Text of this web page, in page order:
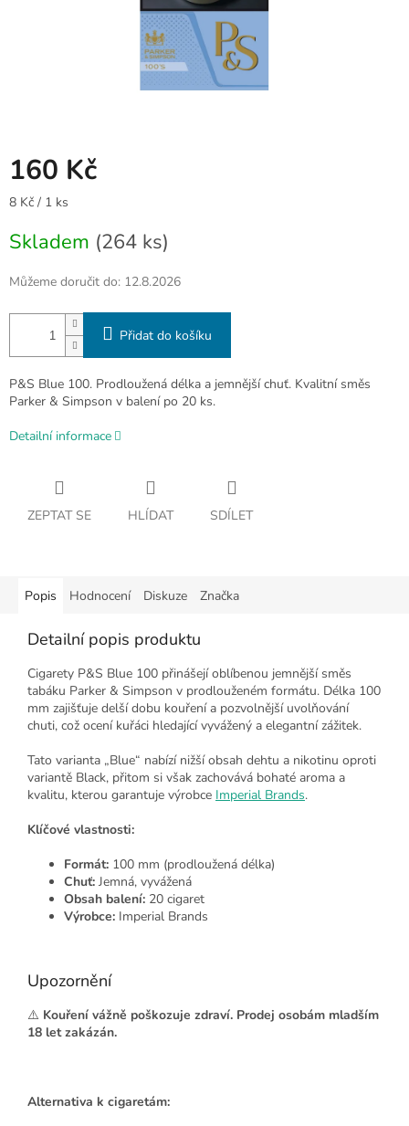
160 Kč
Měrná
8 Kč / 1 ks
Skladem (264 ks)
Můžeme doručit do: 12.8.2026
Přidat do košíku
P&S Blue 100. Prodloužená délka a jemnější chuť. Kvalitní směs
Parker & Simpson v balení po 20 ks.
Detailní informace
ZEPTAT SE HLÍDAT SDÍLET
Popis Hodnocení Diskuze Značka
Detailní popis produktu
Cigarety P&S Blue 100 přinášejí oblíbenou jemnější směs
tabáku Parker & Simpson v prodlouženém formátu. Délka 100
mm zajišťuje delší dobu kouření a pozvolnější uvolňování
chuti, což ocení kuřáci hledající vyvážený a elegantní zážitek.
Tato varianta „Blue“ nabízí nižší obsah dehtu a nikotinu oproti
variantě Black, přitom si však zachovává bohaté aroma a
kvalitu, kterou garantuje výrobce Imperial Brands.
Klíčové vlastnosti:
Formát: 100 mm (prodloužená délka)
Chuť: Jemná, vyvážená
Obsah balení: 20 cigaret
Výrobce: Imperial Brands
Upozornění
⚠️ Kouření vážně poškozuje zdraví. Prodej osobám mladším
18 let zakázán.
Alternativa k cigaretám: